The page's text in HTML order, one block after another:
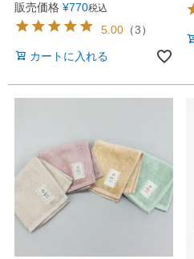
販売価格 ¥770税込
5.00 （3）
カートに入れる